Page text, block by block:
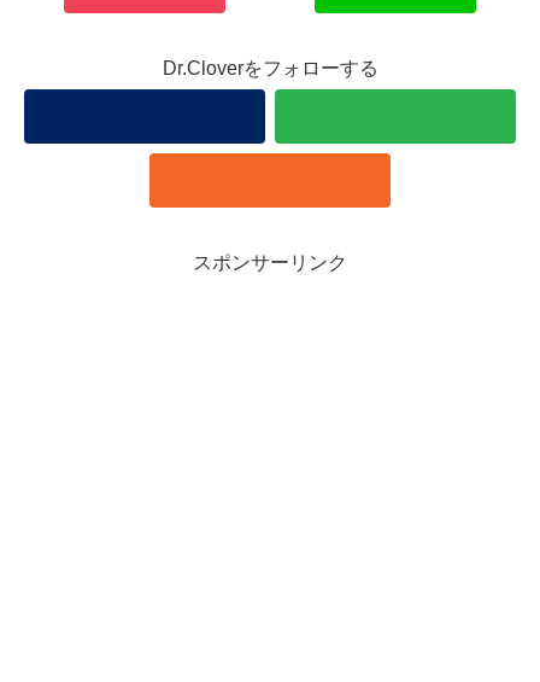
Dr.Cloverをフォローする
スポンサーリンク